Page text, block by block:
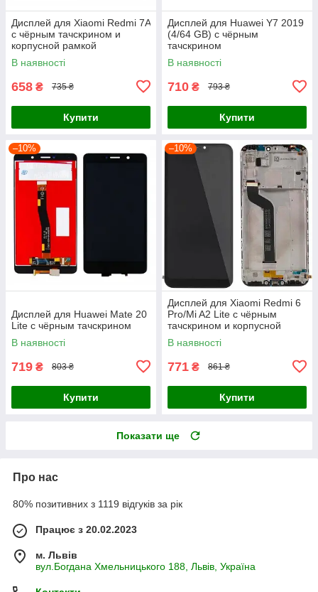
Дисплей для Xiaomi Redmi 7A
с чёрным тачскрином и
корпусной рамкой
В наявності
658 ₴ 735 ₴
Купити
Дисплей для Huawei Y7 2019
(4/64 GB) с чёрным
тачскрином
В наявності
710 ₴ 793 ₴
Купити
–10%
Дисплей для Huawei Mate 20
Lite с чёрным тачскрином
В наявності
719 ₴ 803 ₴
Купити
–10%
Дисплей для Xiaomi Redmi 6
Pro/Mi A2 Lite с чёрным
тачскрином и корпусной
рамкой
В наявності
771 ₴ 861 ₴
Купити
Показати ще
Про нас
80% позитивних з 1119 відгуків за рік
Працює з 20.02.2023
м. Львів
вул.Богдана Хмельницького 188, Львів, Україна